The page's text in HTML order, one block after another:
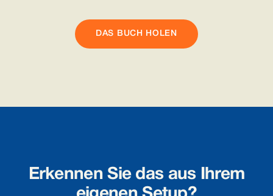
DAS BUCH HOLEN
Erkennen Sie das aus Ihrem